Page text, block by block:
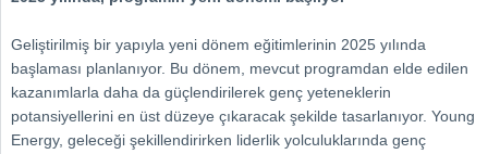
Geliştirilmiş bir yapıyla yeni dönem eğitimlerinin 2025 yılında
başlaması planlanıyor. Bu dönem, mevcut programdan elde edilen
kazanımlarla daha da güçlendirilerek genç yeteneklerin
potansiyellerini en üst düzeye çıkaracak şekilde tasarlanıyor. Young
Energy, geleceği şekillendirirken liderlik yolculuklarında genç